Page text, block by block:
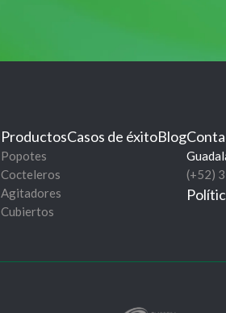
Productos
Popotes
Cocteleros
Agitadores
Cubiertos
Casos de éxitoBlog
(+52)